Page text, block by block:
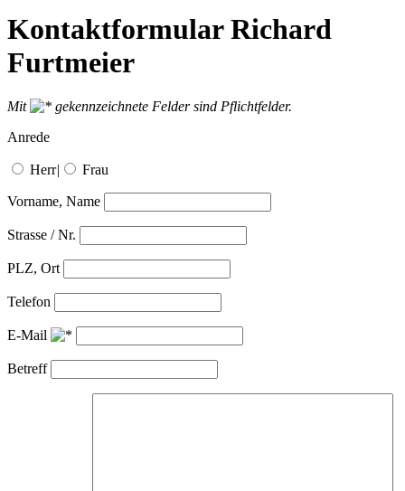
Kontaktformular Richard
Furtmeier
Mit
gekennzeichnete Felder sind Pflichtfelder.
Anrede
Herr| Frau
Vorname, Name
Strasse / Nr.
PLZ, Ort
Telefon
E-Mail
Betreff